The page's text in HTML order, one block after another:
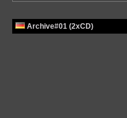
Archive#01 (2xCD)